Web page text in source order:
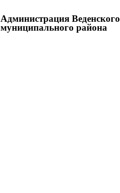
Администрация Веденского
муниципального района